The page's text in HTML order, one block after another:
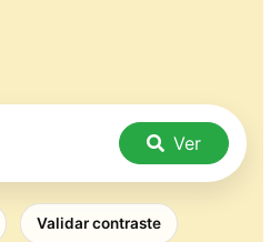
Ver
Validar contraste